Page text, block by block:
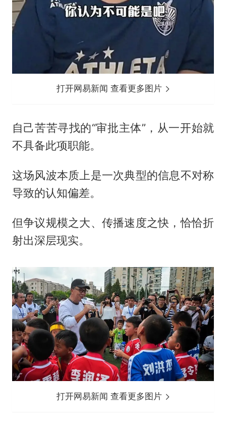
打开网易新闻 查看更多图片
自己苦苦寻找的“审批主体”，从一开始就
不具备此项职能。
这场风波本质上是一次典型的信息不对称
导致的认知偏差。
但争议规模之大、传播速度之快，恰恰折
射出深层现实。
打开网易新闻 查看更多图片